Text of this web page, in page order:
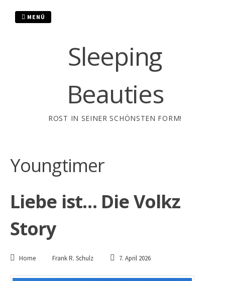
Sleeping
Beauties
ROST IN SEINER SCHÖNSTEN FORM!
MENÜ
Youngtimer
Liebe ist… Die Volkz
Story
Home Frank R. Schulz 7. April 2026